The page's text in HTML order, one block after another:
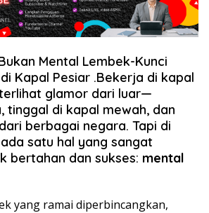
Mental Lembek-Kunci
Kapal Pesiar .Bekerja di kapal
glamor dari luar—
tinggal di kapal mewah, dan
berbagai negara. Tapi di
satu hal yang sangat
bertahan dan sukses: mental
yang ramai diperbincangkan,